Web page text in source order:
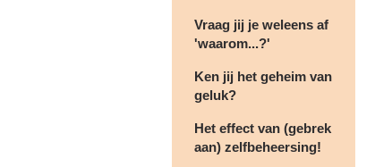
Vraag jij je weleens af
'waarom...?'
Ken jij het geheim van
geluk?
Het effect van (gebrek
aan) zelfbeheersing!